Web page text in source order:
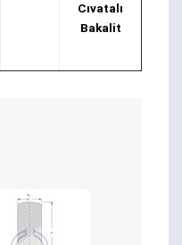
Cıvatalı
Bakalit